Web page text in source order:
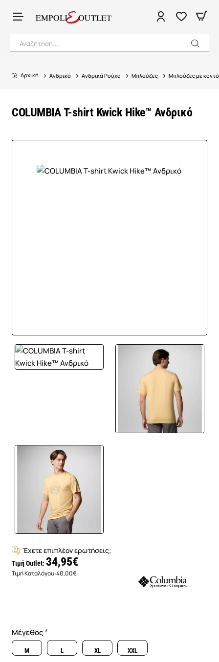
Αναζήτηση...
COLUMBIA T-shirt Kwick Hike™ Ανδρικό
home
Ανδρικά Ανδρικά Ρούχα Μπλούζες Μπλούζες με κοντό
Έχετε επιπλέον ερωτήσεις;
Τιμή Outlet: 34,95€
Τιμή Καταλόγου:40,00€
Μέγεθος
M L XL XXL